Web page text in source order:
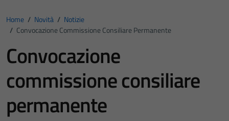
Home / Novità / Notizie
/ Convocazione Commissione Consiliare Permanente
Convocazione
commissione consiliare
permanente